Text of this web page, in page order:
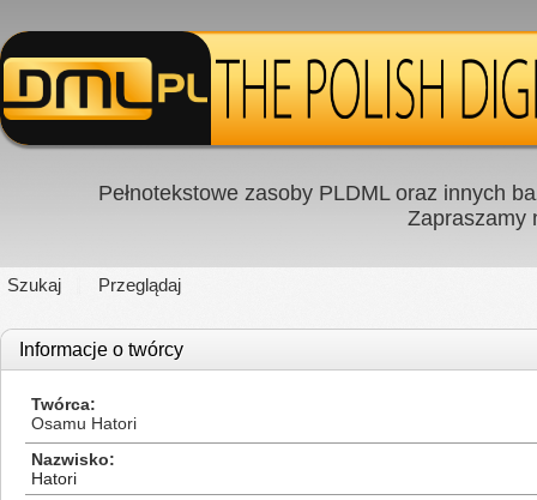
Pełnotekstowe zasoby PLDML oraz innych
Zapraszamy
Szukaj Przeglądaj
Informacje o twórcy
Twórca
Osamu Hatori
Nazwisko
Hatori